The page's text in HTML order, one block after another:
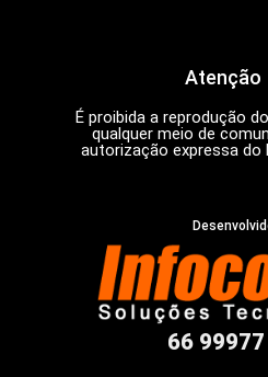
Atenção
É proibida a reprodução
qualquer meio de
autorização expressa do
66